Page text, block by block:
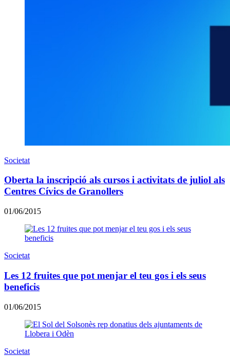
Societat
Oberta la inscripció als cursos i activitats de juliol als
Centres Cívics de Granollers
01/06/2015
Societat
Les 12 fruites que pot menjar el teu gos i els seus
beneficis
01/06/2015
Societat